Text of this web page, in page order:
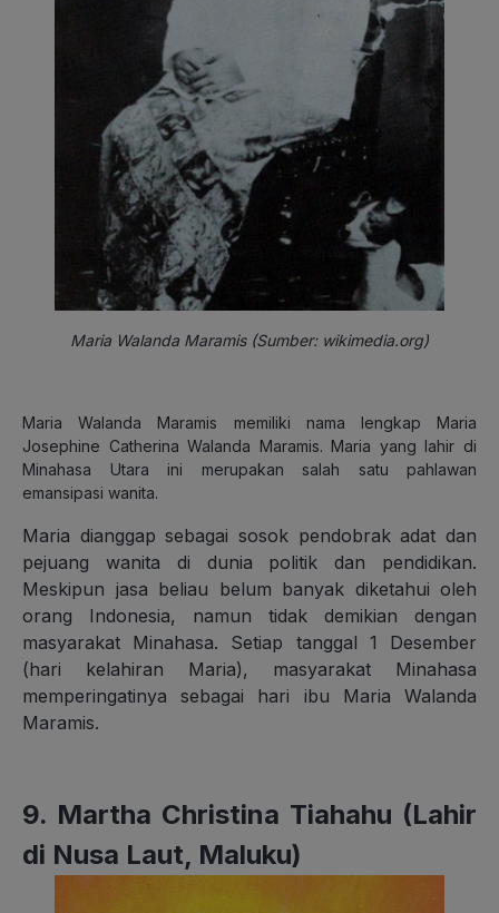
Maria Walanda Maramis (Sumber: wikimedia.org)
Maria Walanda Maramis memiliki nama lengkap Maria
Josephine Catherina Walanda Maramis. Maria yang lahir di
Minahasa Utara ini merupakan salah satu pahlawan
emansipasi wanita.
Maria dianggap sebagai sosok pendobrak adat dan
pejuang wanita di dunia politik dan pendidikan.
Meskipun jasa beliau belum banyak diketahui oleh
orang Indonesia, namun tidak demikian dengan
masyarakat Minahasa. Setiap tanggal 1 Desember
(hari kelahiran Maria), masyarakat Minahasa
memperingatinya sebagai hari ibu Maria Walanda
Maramis.
9. Martha Christina Tiahahu (Lahir
di Nusa Laut, Maluku)